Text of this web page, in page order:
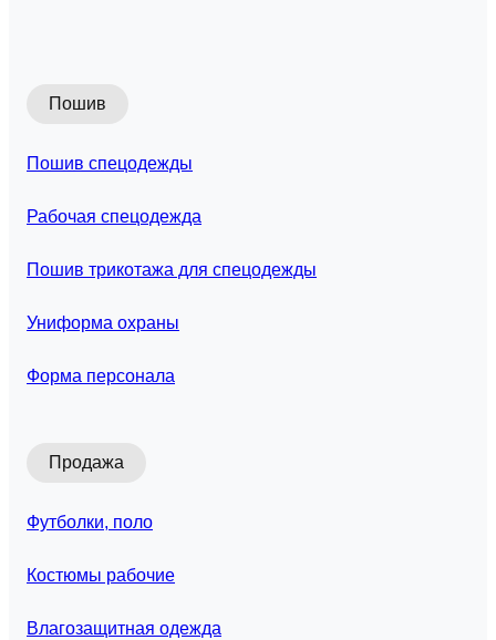
Пошив
Пошив спецодежды
Рабочая спецодежда
Пошив трикотажа для спецодежды
Униформа охраны
Форма персонала
Продажа
Футболки, поло
Костюмы рабочие
Влагозащитная одежда